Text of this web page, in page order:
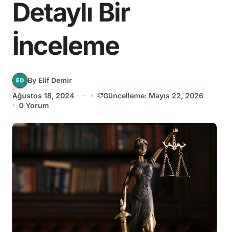
Detaylı Bir
İnceleme
By Elif Demir
Ağustos 18, 2024
·
Güncelleme: Mayıs 22, 2026
0 Yorum